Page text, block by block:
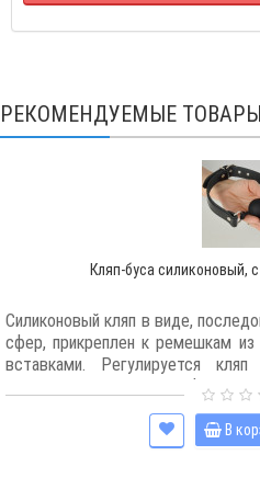
РЕКОМЕНДУЕМЫЕ ТОВАРЫ
Кляп-буса силиконовый,
Силиконовый кляп в виде,
сфер, прикреплен к ремешкам
вставками. Регулируется
пряжки. Металлическая
Общая длина 59 см. Max диаметр
Ширина ремешков 20 мм. Длина
см. Вес брутто 130 г...
В